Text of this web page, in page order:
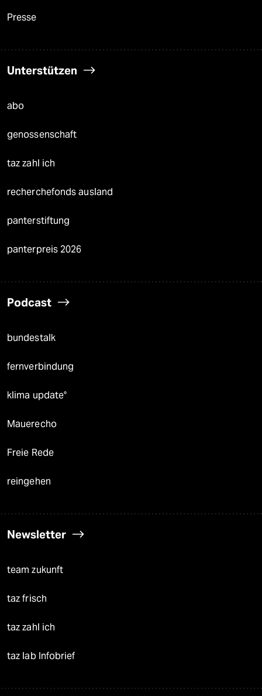
Presse
Unterstützen
abo
genossenschaft
taz zahl ich
recherchefonds ausland
panterstiftung
panterpreis 2026
Podcast
bundestalk
fernverbindung
klima update°
Mauerecho
Freie Rede
reingehen
Newsletter
team zukunft
taz frisch
taz zahl ich
taz lab Infobrief